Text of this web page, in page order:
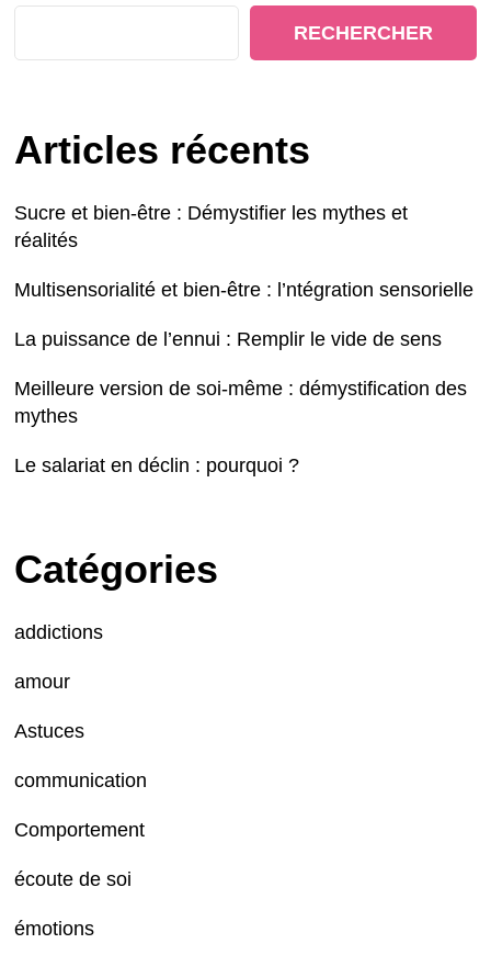
RECHERCHER
Articles récents
Sucre et bien-être : Démystifier les mythes et
réalités
Multisensorialité et bien-être : l’ntégration sensorielle
La puissance de l’ennui : Remplir le vide de sens
Meilleure version de soi-même : démystification des
mythes
Le salariat en déclin : pourquoi ?
Catégories
addictions
amour
Astuces
communication
Comportement
écoute de soi
émotions